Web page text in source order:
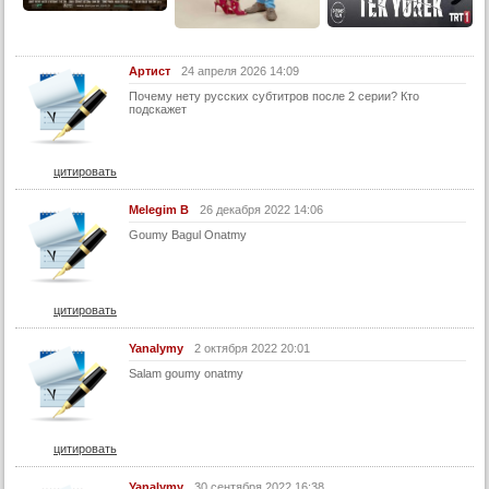
30 серия (суб)
31 серия (суб)
32 серия (суб)
33 серия (суб)
34 серия (суб)
36 серия (суб)
37 серия (суб)
39 серия (суб)
40 серия (суб)
41 серия (суб)
42 серия (суб)
43 серия (суб)
Артист
24 апреля 2026 14:09
Почему нету русских субтитров после 2 серии? Кто
подскажет
цитировать
Melegim B
26 декабря 2022 14:06
Goumy Bagul Onatmy
цитировать
Yanalymy
2 октября 2022 20:01
Salam goumy onatmy
цитировать